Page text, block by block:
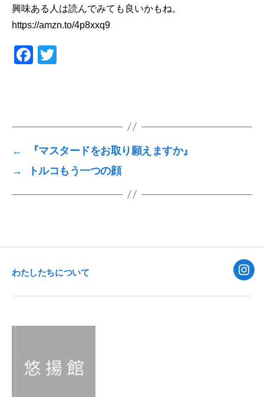
興味ある人は読んでみても良いかもね。
https://amzn.to/4p8xxq9
F
b
o
o
←
『マスタードをお取り願えますか』
→
トルコもう一つの顔
わたしたちについて